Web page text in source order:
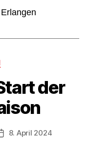
der
8. April 2024